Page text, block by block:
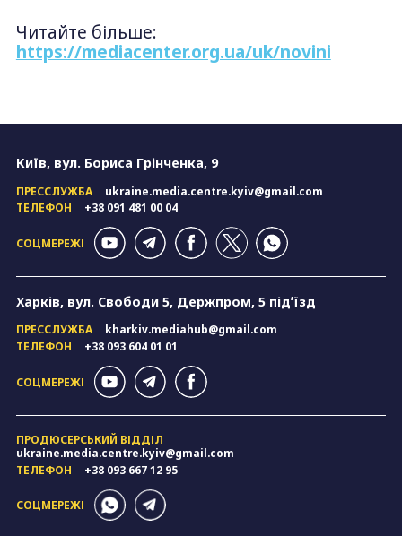
Читайте більше:
https://mediacenter.org.ua/uk/novini
Київ, вул. Бориса Грінченка, 9
ПРЕССЛУЖБА
ukraine.media.centre.kyiv@gmail.com
ТЕЛЕФОН
+38 091 481 00 04
СОЦМЕРЕЖІ
Харків, вул. Свободи 5, Держпром, 5 підʼїзд
ПРЕССЛУЖБА
kharkiv.mediahub@gmail.com
ТЕЛЕФОН
+38 093 604 01 01
СОЦМЕРЕЖІ
ПРОДЮСЕРСЬКИЙ ВІДДІЛ
ukraine.media.centre.kyiv@gmail.com
ТЕЛЕФОН
+38 093 667 12 95
СОЦМЕРЕЖІ